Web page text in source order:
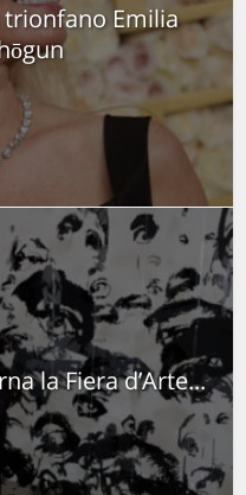
trionfano Emilia
la Fiera d’Arte...